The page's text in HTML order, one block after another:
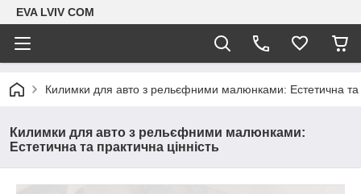
EVA LVIV COM
Килимки для авто з рельєфними малюнками: Естетична та
Килимки для авто з рельєфними малюнками:
Естетична та практична цінність